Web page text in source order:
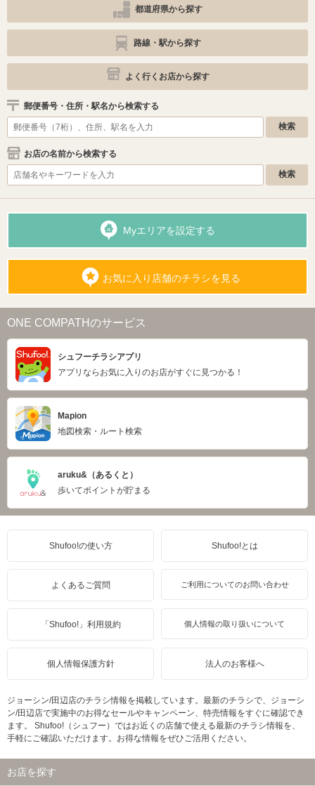
都道府県から探す
路線・駅から探す
よく行くお店から探す
郵便番号・住所・駅名から検索する
お店の名前から検索する
Myエリアを設定する
お気に入り店舗のチラシを見る
ONE COMPATHのサービス
シュフーチラシアプリ
アプリならお気に入りのお店がすぐに見つかる！
Mapion
地図検索・ルート検索
aruku&（あるくと）
歩いてポイントが貯まる
Shufoo!の使い方 Shufoo!とは
よくあるご質問 ご利用についてのお問い合わせ
「Shufoo!」利用規約 個人情報の取り扱いについて
個人情報保護方針 法人のお客様へ
ジョーシン/田辺店のチラシ情報を掲載しています。最新のチラシで、ジョーシ
ン/田辺店で実施中のお得なセールやキャンペーン、特売情報をすぐに確認でき
ます。 Shufoo!（シュフー）ではお近くの店舗で使える最新のチラシ情報を、
手軽にご確認いただけます。お得な情報をぜひご活用ください。
お店を探す